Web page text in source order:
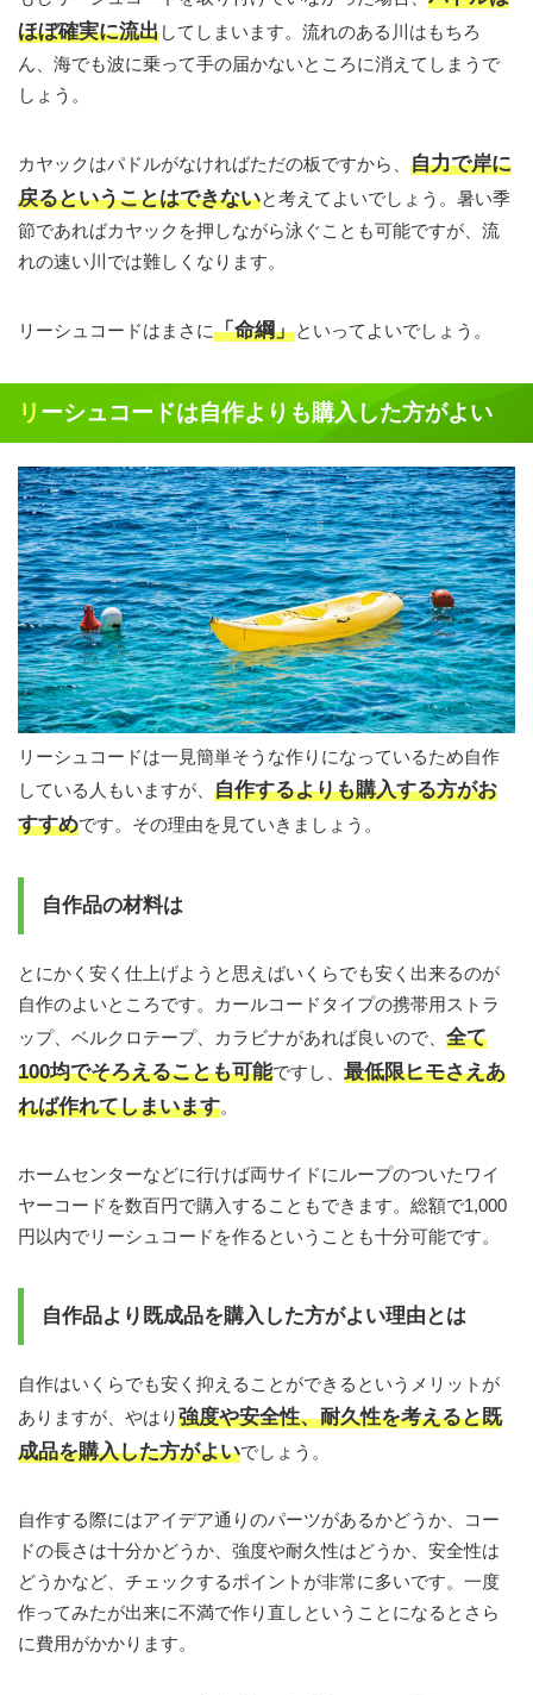
ほぼ確実に流出してしまいます。流れのある川はもちろ
ん、海でも波に乗って手の届かないところに消えてしまうで
しょう。
カヤックはパドルがなければただの板ですから、 自力で岸に
戻るということはできないと考えてよいでしょう。暑い季
節であればカヤックを押しながら泳ぐことも可能ですが、流
れの速い川では難しくなります。
リーシュコードはまさに「命綱」といってよいでしょう。
リーシュコードは自作よりも購入した方がよい
リーシュコードは一見簡単そうな作りになっているため自作
している人もいますが、 自作するよりも購入する方がお
すすめです。その理由を見ていきましょう。
自作品の材料は
とにかく安く仕上げようと思えばいくらでも安く出来るのが
自作のよいところです。カールコードタイプの携帯用ストラ
ップ、ベルクロテープ、カラビナがあれば良いので、 全て
100均でそろえることも可能ですし、 最低限ヒモさえあ
れば作れてしまいます。
ホームセンターなどに行けば両サイドにループのついたワイ
ヤーコードを数百円で購入することもできます。総額で1,000
円以内でリーシュコードを作るということも十分可能です。
自作品より既成品を購入した方がよい理由とは
自作はいくらでも安く抑えることができるというメリットが
ありますが、やはり強度や安全性、耐久性を考えると既
成品を購入した方がよいでしょう。
自作する際にはアイデア通りのパーツがあるかどうか、コー
ドの長さは十分かどうか、強度や耐久性はどうか、安全性は
どうかなど、チェックするポイントが非常に多いです。一度
作ってみたが出来に不満で作り直しということになるとさら
に費用がかかります。